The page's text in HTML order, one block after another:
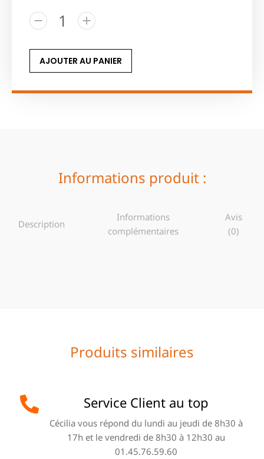
AJOUTER AU PANIER
Informations produit :
Description
Informations
complémentaires
Avis
(0)
Produits similaires
Service Client au top
Cécilia vous répond du lundi au jeudi de 8h30 à
17h et le vendredi de 8h30 à 12h30 au
01.45.76.59.60